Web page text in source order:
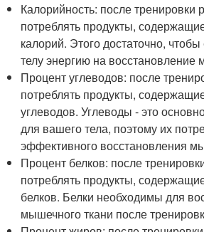
Калорийность: после тренировки
потреблять продукты,
калорий. Этого достаточно,
телу энергию на восстановление
Процент углеводов: после
потреблять продукты,
углеводов. Углеводы - это
для вашего тела, поэтому их
эффективного восстановления
Процент белков: после
потреблять продукты,
белков. Белки необходимы для
мышечного ткани после